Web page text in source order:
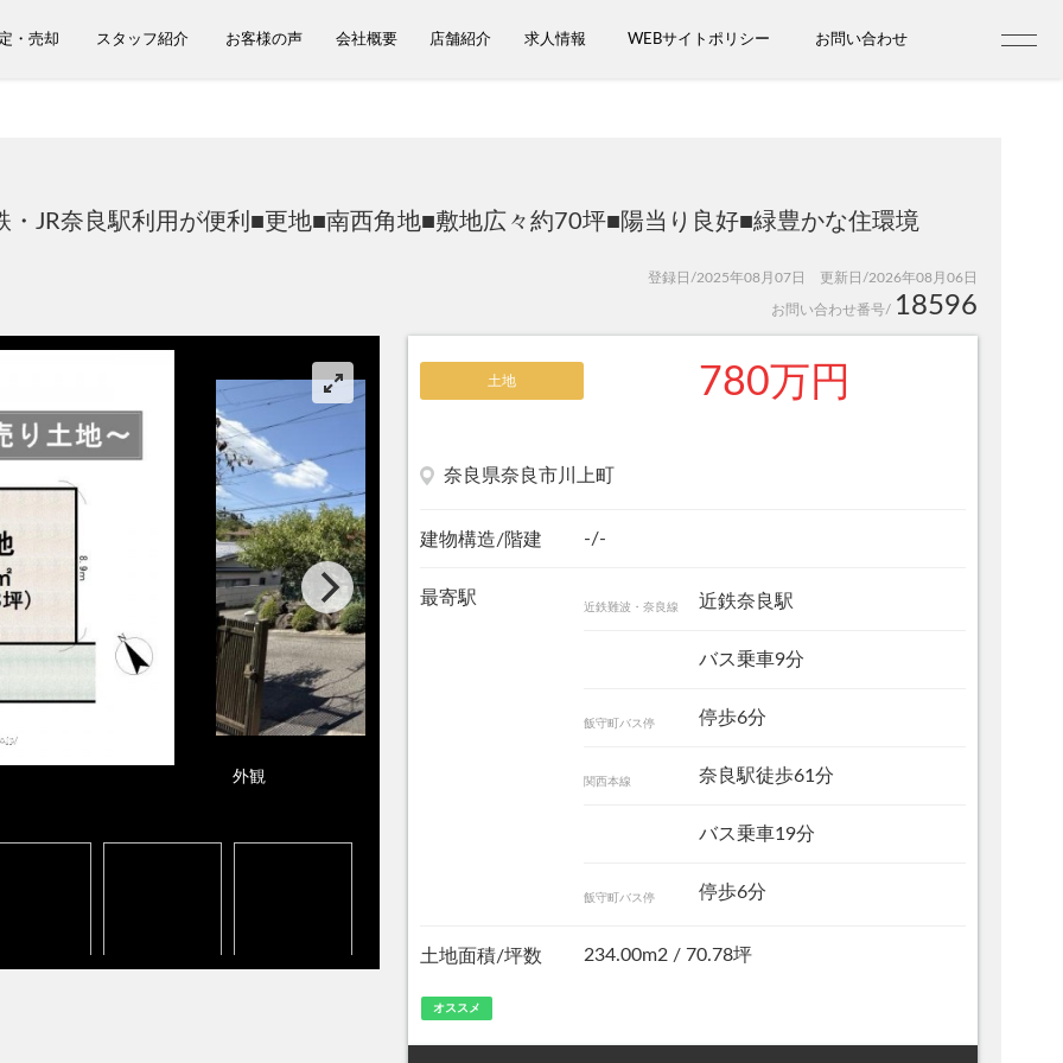
・売却 スタッフ紹介 お客様の声 会社概要 店舗紹介 求人情報 WEBサイトポリシー お問い合わせ
JR奈良駅利用が便利■更地■南西角地■敷地広々約70坪■陽当り良好■緑豊かな住環境
登録日/2025年08月07日 更新日/2026年08月06日
お問い合わせ番号/ 18596
外観
土地 780万円
奈良県奈良市川上町
建物構造/階建 -/-
最寄駅 近鉄難波・奈良線 近鉄奈良駅
バス乗車9分
飯守町バス停 停歩6分
関西本線 奈良駅徒歩61分
バス乗車19分
飯守町バス停 停歩6分
土地面積/坪数 234.00m2 / 70.78坪
オススメ